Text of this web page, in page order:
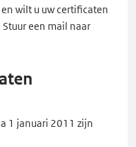
wilt u uw certificaten
een mail naar
1 januari 2011 zijn